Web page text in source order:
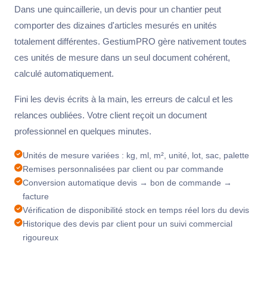
Dans une quincaillerie, un devis pour un chantier peut
comporter des dizaines d'articles mesurés en unités
totalement différentes. GestiumPRO gère nativement toutes
ces unités de mesure dans un seul document cohérent,
calculé automatiquement.
Fini les devis écrits à la main, les erreurs de calcul et les
relances oubliées. Votre client reçoit un document
professionnel en quelques minutes.
Unités de mesure variées : kg, ml, m², unité, lot, sac, palette
Remises personnalisées par client ou par commande
Conversion automatique devis → bon de commande →
facture
Vérification de disponibilité stock en temps réel lors du devis
Historique des devis par client pour un suivi commercial
rigoureux